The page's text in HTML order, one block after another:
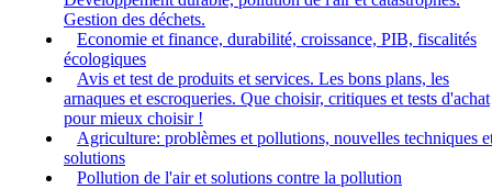
Gestion des déchets.
Economie et finance, durabilité, croissance, PIB, fiscalités
écologiques
Avis et test de produits et services. Les bons plans, les
arnaques et escroqueries. Que choisir, critiques et tests d'achat
pour mieux choisir !
Agriculture: problèmes et pollutions, nouvelles techniques
solutions
Pollution de l'air et solutions contre la pollution